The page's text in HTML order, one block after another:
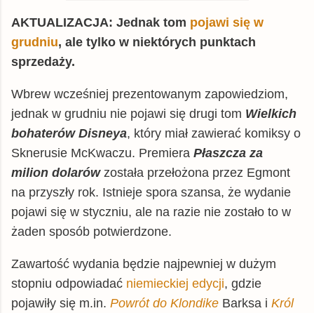
AKTUALIZACJA: Jednak tom pojawi się w
grudniu, ale tylko w niektórych punktach
sprzedaży.
Wbrew wcześniej prezentowanym zapowiedziom,
jednak w grudniu nie pojawi się drugi tom Wielkich
bohaterów Disneya, który miał zawierać komiksy o
Sknerusie McKwaczu. Premiera Płaszcza za
milion dolarów została przełożona przez Egmont
na przyszły rok. Istnieje spora szansa, że wydanie
pojawi się w styczniu, ale na razie nie zostało to w
żaden sposób potwierdzone.
Zawartość wydania będzie najpewniej w dużym
stopniu odpowiadać niemieckiej edycji, gdzie
pojawiły się m.in. Powrót do Klondike Barksa i Król